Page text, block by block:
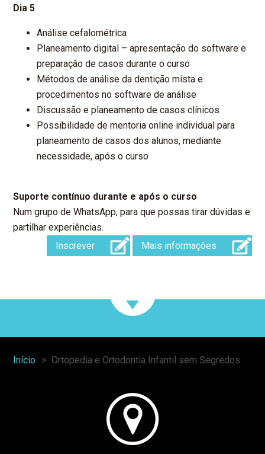
Dia 5
Análise cefalométrica
Planeamento digital – apresentação do software e
preparação de casos durante o curso
Métodos de análise da dentição mista e
procedimentos no software de análise
Discussão e planeamento de casos clínicos
Possibilidade de mentoria online individual para
planeamento de casos dos alunos, mediante
necessidade, após o curso
Suporte contínuo durante e após o curso
Num grupo de WhatsApp, para que possas tirar dúvidas e
partilhar experiências.
Inscrever
Mais informações
You
Início Ortopedia e Ortodontia Infantil sem Segredos